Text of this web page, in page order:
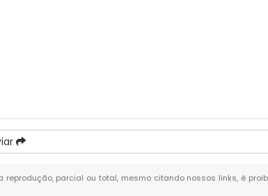
reprodução, parcial ou total, mesmo citando nossos links, é